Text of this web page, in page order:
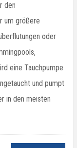
den
um größere
oder
eine Tauchpumpe
und pumpt
in den meisten